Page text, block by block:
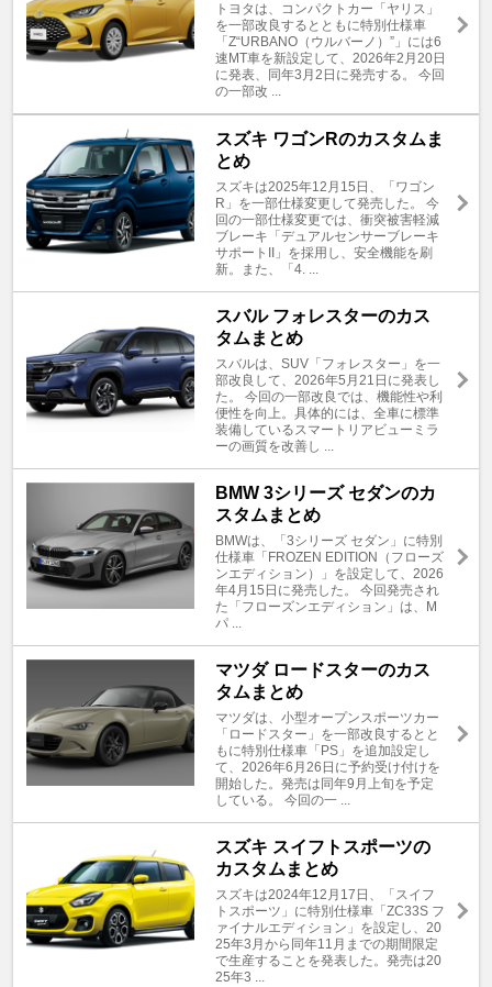
トヨタは、コンパクトカー「ヤリス」
を一部改良するとともに特別仕様車
「Z“URBANO（ウルバーノ）”」には6
速MT車を新設定して、2026年2月20日
に発表、同年3月2日に発売する。 今回
の一部改 ...
スズキ ワゴンRのカスタムま
とめ
スズキは2025年12月15日、「ワゴン
R」を一部仕様変更して発売した。 今
回の一部仕様変更では、衝突被害軽減
ブレーキ「デュアルセンサーブレーキ
サポートII」を採用し、安全機能を刷
新。また、「4. ...
スバル フォレスターのカス
タムまとめ
スバルは、SUV「フォレスター」を一
部改良して、2026年5月21日に発表し
た。 今回の一部改良では、機能性や利
便性を向上。具体的には、全車に標準
装備しているスマートリアビューミラ
ーの画質を改善し ...
BMW 3シリーズ セダンのカ
スタムまとめ
BMWは、「3シリーズ セダン」に特別
仕様車「FROZEN EDITION（フローズ
ンエディション）」を設定して、2026
年4月15日に発売した。 今回発売され
た「フローズンエディション」は、M
パ ...
マツダ ロードスターのカス
タムまとめ
マツダは、小型オープンスポーツカー
「ロードスター」を一部改良するとと
もに特別仕様車「PS」を追加設定し
て、2026年6月26日に予約受け付けを
開始した。発売は同年9月上旬を予定
している。 今回の一 ...
スズキ スイフトスポーツの
カスタムまとめ
スズキは2024年12月17日、「スイフ
トスポーツ」に特別仕様車「ZC33S フ
ァイナルエディション」を設定し、20
25年3月から同年11月までの期間限定
で生産することを発表した。発売は20
25年3 ...